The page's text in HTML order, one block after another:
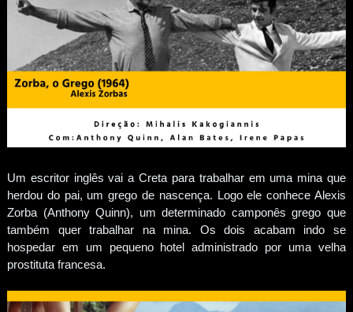
Um escritor inglês vai a Creta para trabalhar em uma mina que
herdou do pai, um grego de nascença. Logo ele conhece Alexis
Zorba (Anthony Quinn), um determinado camponês grego que
também quer trabalhar na mina. Os dois acabam indo se
hospedar em um pequeno hotel administrado por uma velha
prostituta francesa.